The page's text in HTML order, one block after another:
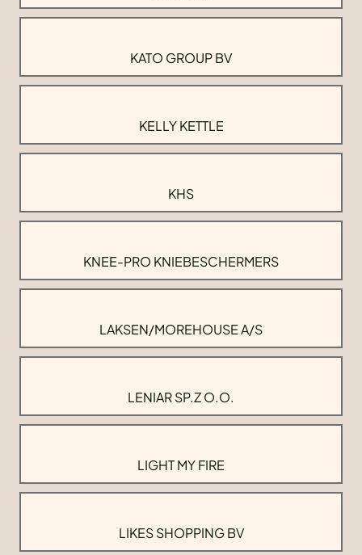
KATO GROUP BV
KELLY KETTLE
KHS
KNEE-PRO KNIEBESCHERMERS
LAKSEN/MOREHOUSE A/S
LENIAR SP.Z O.O.
LIGHT MY FIRE
LIKES SHOPPING BV